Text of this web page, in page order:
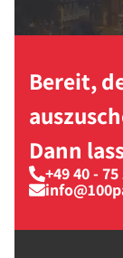
Bereit,
Dann
+49 40 -